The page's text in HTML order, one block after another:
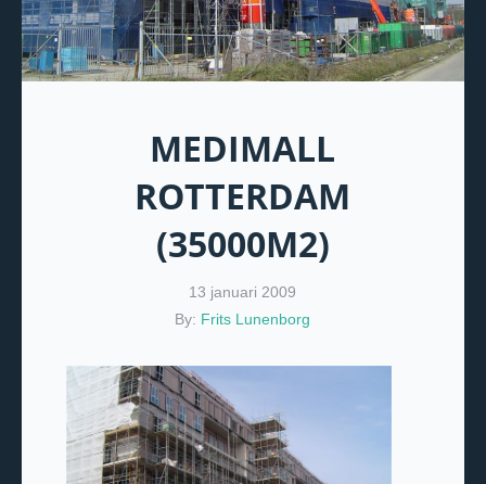
MEDIMALL
ROTTERDAM
(35000M2)
13 januari 2009
By: Frits Lunenborg